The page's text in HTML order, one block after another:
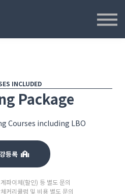
모델
하기
의실
INCLUDED
Package
Courses including LBO
등록
좌이체(할인) 등 별도 문의
커리큘럼 및 비용 별도 문의